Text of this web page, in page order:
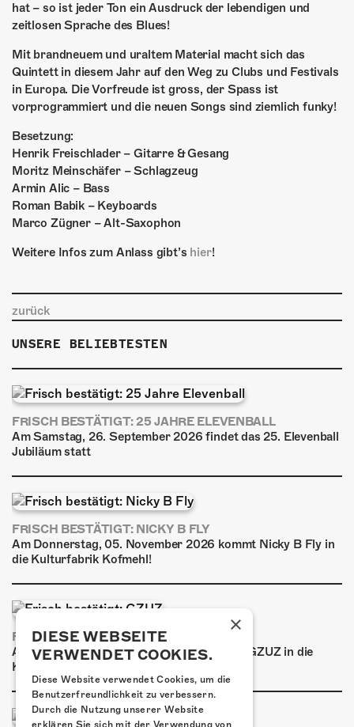
hat – so ist jeder Ton ein Ausdruck der lebendigen und
zeitlosen Sprache des Blues!
Mit brandneuem und uraltem Material macht sich das
Quintett in diesem Jahr auf den Weg zu Clubs und Festivals
in Europa. Die Vorfreude ist gross, der Spass ist
vorprogrammiert und die neuen Songs sind ziemlich funky!
Besetzung:
Henrik Freischlader – Gitarre & Gesang
Moritz Meinschäfer – Schlagzeug
Armin Alic – Bass
Roman Babik – Keyboards
Marco Zügner – Alt-Saxophon
Weitere Infos zum Anlass gibt’s hier!
zurück
UNSERE BELIEBTESTEN
FRISCH BESTÄTIGT: 25 JAHRE ELEVENBALL
Am Samstag, 26. September 2026 findet das 25. Elevenball
Jubiläum statt
FRISCH BESTÄTIGT: NICKY B FLY
Am Donnerstag, 05. November 2026 kommt Nicky B Fly in
die Kulturfabrik Kofmehl!
FRISCH BESTÄTIGT: GZUZ
Am Donnerstag, 29. Oktober 2026 kommt GZUZ in die
Kulturfabrik Kofmehl!
×
DIESE WEBSEITE
VERWENDET COOKIES.
Diese Website verwendet Cookies, um die
Benutzerfreundlichkeit zu verbessern.
Durch die Nutzung unserer Website
erklären Sie sich mit der Verwendung von